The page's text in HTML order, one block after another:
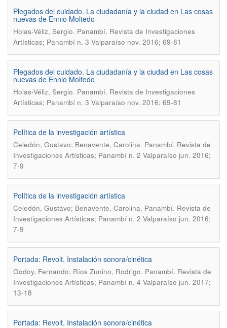
Plegados del cuidado. La ciudadanía y la ciudad en Las cosas
nuevas de Ennio Moltedo
Holas-Véliz, Sergio. Panambí. Revista de Investigaciones
Artísticas; Panambí n. 3 Valparaíso nov. 2016; 69-81
Plegados del cuidado. La ciudadanía y la ciudad en Las cosas
nuevas de Ennio Moltedo
Holas-Véliz, Sergio. Panambí. Revista de Investigaciones
Artísticas; Panambí n. 3 Valparaíso nov. 2016; 69-81
Política de la investigación artística
Celedón, Gustavo; Benavente, Carolina. Panambí. Revista de
Investigaciones Artísticas; Panambí n. 2 Valparaíso jun. 2016;
7-9
Política de la investigación artística
Celedón, Gustavo; Benavente, Carolina. Panambí. Revista de
Investigaciones Artísticas; Panambí n. 2 Valparaíso jun. 2016;
7-9
Portada: Revolt. Instalación sonora/cinética
Godoy, Fernando; Ríos Zunino, Rodrigo. Panambí. Revista de
Investigaciones Artísticas; Panambí n. 4 Valparaíso jun. 2017;
13-18
Portada: Revolt. Instalación sonora/cinética